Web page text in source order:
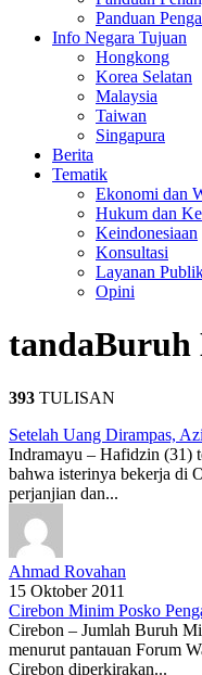
Panduan
Info Negara Tujuan
Hongkong
Korea Selatan
Malaysia
Taiwan
Singapura
Berita
Tematik
Ekonomi dan
Hukum dan
Keindonesiaan
Konsultasi
Layanan
Opini
tandaBuruh
393 TULISAN
Setelah Uang Dirampas,
Indramayu – Hafidzin (31)
bahwa isterinya bekerja di
perjanjian dan...
Ahmad Rovahan
15 Oktober 2011
Cirebon Minim Posko
Cirebon – Jumlah Buruh
menurut pantauan Forum
Cirebon diperkirakan...